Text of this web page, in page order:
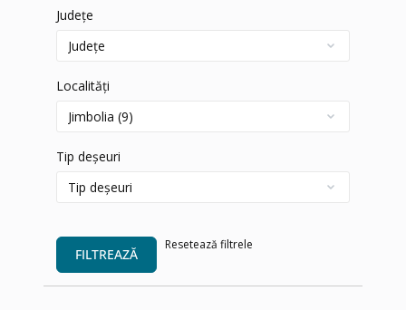
Județe
Localități
Tip deșeuri
FILTREAZĂ
Resetează filtrele